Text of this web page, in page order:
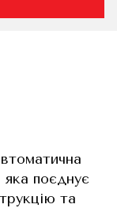
поєднує
та